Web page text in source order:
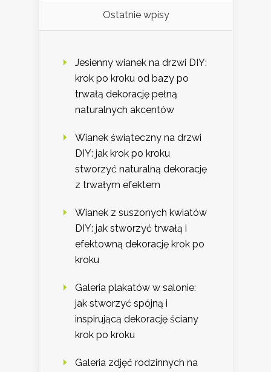
Ostatnie wpisy
Jesienny wianek na drzwi DIY:
krok po kroku od bazy po
trwałą dekorację pełną
naturalnych akcentów
Wianek świąteczny na drzwi
DIY: jak krok po kroku
stworzyć naturalną dekorację
z trwałym efektem
Wianek z suszonych kwiatów
DIY: jak stworzyć trwałą i
efektowną dekorację krok po
kroku
Galeria plakatów w salonie:
jak stworzyć spójną i
inspirującą dekorację ściany
krok po kroku
Galeria zdjęć rodzinnych na